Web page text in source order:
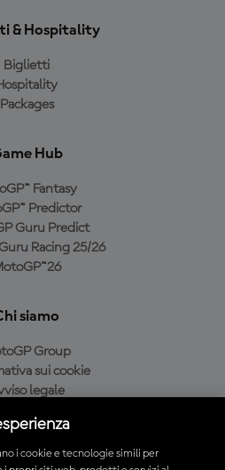
& Hospitality
Biglietti
Packages
Hub
Fantasy
Predictor
Guru Predict
Racing 25/26
siamo
Group
sui cookie
legale
di acquisto
i cookie e tecnologie simili per